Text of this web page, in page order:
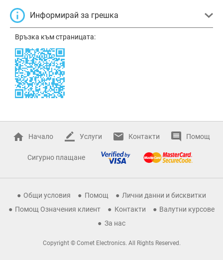
Информирай за грешка
Връзка към страницата:
Начало Услуги Контакти Помощ
Сигурно плащане
Общи условия Помощ
Лични данни и бисквитки
Помощ Означения клиент
Контакти
Валутни курсове
За нас
Copyright © Comet Electronics. All Rights Reserved.